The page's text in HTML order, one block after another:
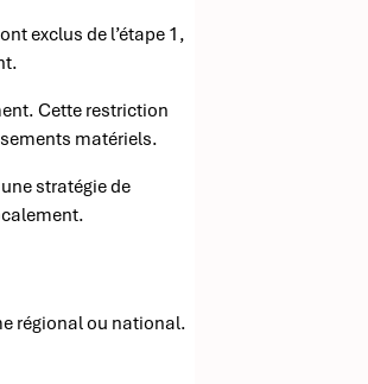
exclus de l’étape 1,
Cette restriction
matériels.
stratégie de
régional ou national.